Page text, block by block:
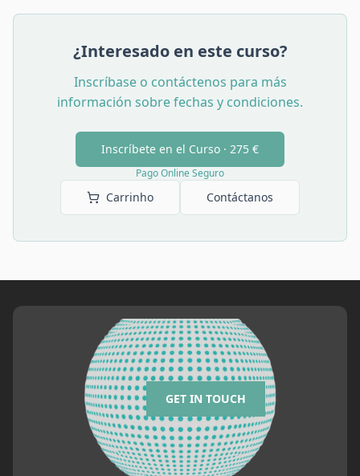
¿Interesado en este curso?
Inscríbase o contáctenos para más
información sobre fechas y condiciones.
Inscríbete en el Curso · 275 €
Pago Online Seguro
Carrinho Contáctanos
GET IN TOUCH